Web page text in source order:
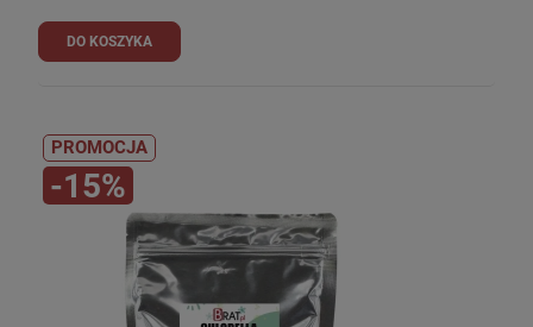
DO KOSZYKA
PROMOCJA
-15%